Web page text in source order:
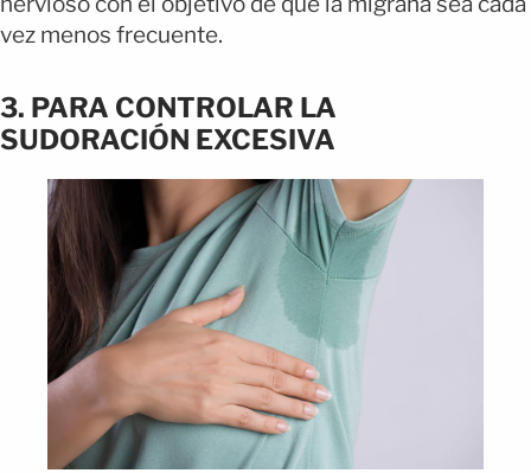
vez menos frecuente.
3. PARA CONTROLAR LA
SUDORACIÓN EXCESIVA